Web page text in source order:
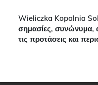
Wieliczka Kopalnia
σημασίες, συνώνυμα,
τις προτάσεις και